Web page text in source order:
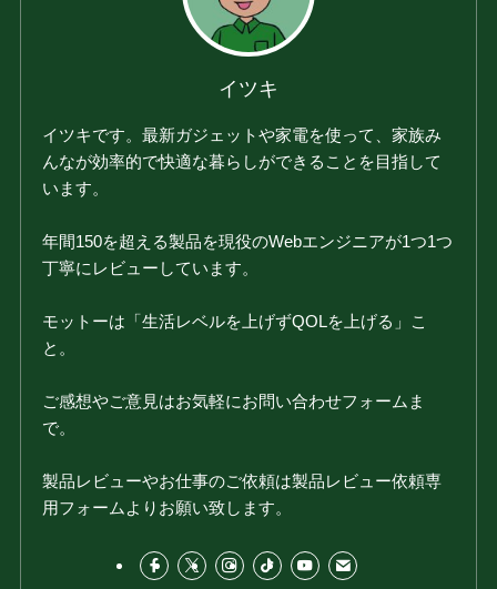
イツキ
イツキです。最新ガジェットや家電を使って、家族み
んなが効率的で快適な暮らしができることを目指して
います。
年間150を超える製品を現役のWebエンジニアが1つ1つ
丁寧にレビューしています。
モットーは「生活レベルを上げずQOLを上げる」こ
と。
ご感想やご意見はお気軽にお問い合わせフォームま
で。
製品レビューやお仕事のご依頼は製品レビュー依頼専
用フォームよりお願い致します。